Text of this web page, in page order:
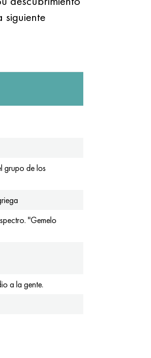
siguiente
grupo de los
"Gemelo
a la gente.